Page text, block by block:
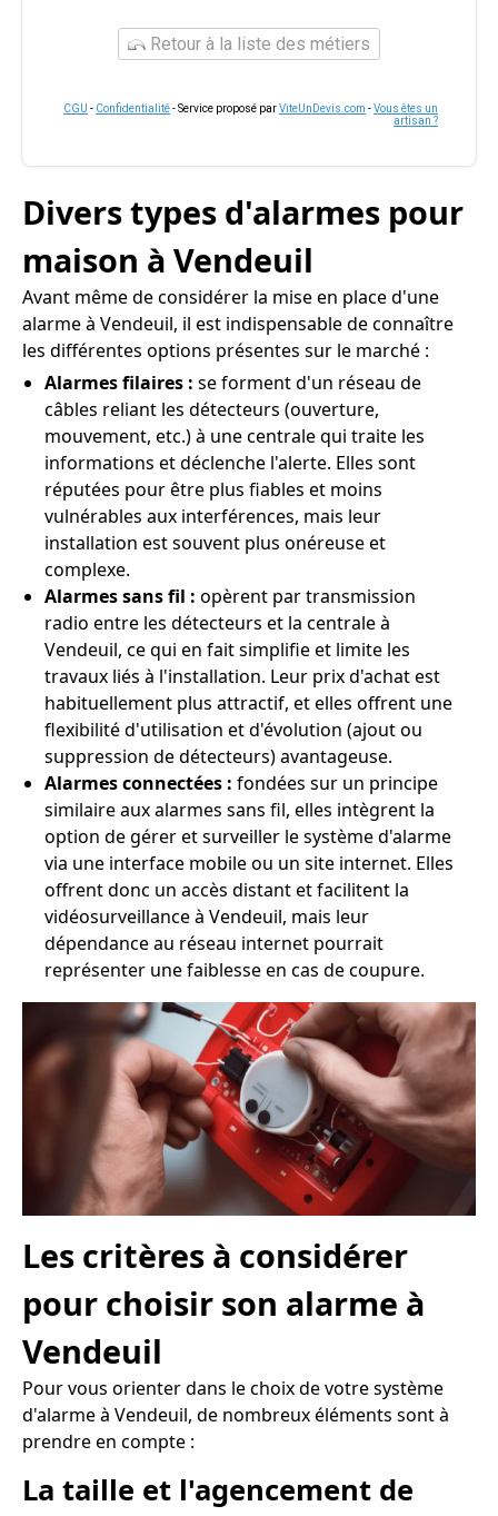
Retour à la liste des métiers
CGU - Confidentialité- Service proposé parViteUnDevis.com -Vous êtes un
artisan ?
Divers types d'alarmes pour
maison à Vendeuil
Avant même de considérer la mise en place d'une
alarme à Vendeuil, il est indispensable de connaître
les différentes options présentes sur le marché :
Alarmes filaires : se forment d'un réseau de
câbles reliant les détecteurs (ouverture,
mouvement, etc.) à une centrale qui traite les
informations et déclenche l'alerte. Elles sont
réputées pour être plus fiables et moins
vulnérables aux interférences, mais leur
installation est souvent plus onéreuse et
complexe.
Alarmes sans fil : opèrent par transmission
radio entre les détecteurs et la centrale à
Vendeuil, ce qui en fait simplifie et limite les
travaux liés à l'installation. Leur prix d'achat est
habituellement plus attractif, et elles offrent une
flexibilité d'utilisation et d'évolution (ajout ou
suppression de détecteurs) avantageuse.
Alarmes connectées : fondées sur un principe
similaire aux alarmes sans fil, elles intègrent la
option de gérer et surveiller le système d'alarme
via une interface mobile ou un site internet. Elles
offrent donc un accès distant et facilitent la
vidéosurveillance à Vendeuil, mais leur
dépendance au réseau internet pourrait
représenter une faiblesse en cas de coupure.
Les critères à considérer
pour choisir son alarme à
Vendeuil
Pour vous orienter dans le choix de votre système
d'alarme à Vendeuil, de nombreux éléments sont à
prendre en compte :
La taille et l'agencement de